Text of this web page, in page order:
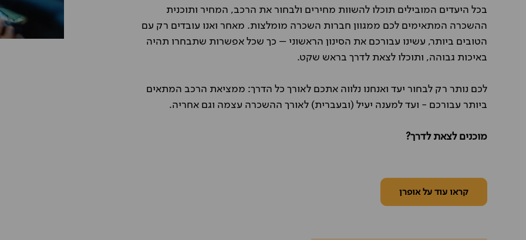
בכל היעדים המובילים תוכלו להשוות מחירים ולבחור את הרכב, המחיר ותוכנית
ההשכרה המתאימים לכם ממגוון חברות השכרה מומלצות. מאחר ואנו עובדים רק עם
הטובים ביותר, עשינו עבורכם את הסינון הראשוני – כך שכל אפשרות שתבחרו תהיה
באיכות גבוהה, ותוכלו לצאת לדרך בראש שקט.
לכם נותר רק לבחור יעד ואנחנו נלווה אתכם לאורך כל הדרך: ממציאת הרכב המתאים
ביותר עבורכם - ועד למענה יעיל (ובעברית) לאורך ההשכרה עצמה וגם אחריה.
מוכנים לצאת לדרך?
קראו עוד על אופרן